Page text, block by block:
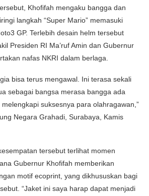
Khofifah mengaku bangga dan
langkah “Super Mario” memasuki
GP. Terlebih desain helm tersebut
Presiden RI Ma’ruf Amin dan Gubernur
nafas NKRI dalam berlaga.
bisa terus mengawal. Ini terasa sekali
sebagai bangsa merasa bangga ada
suksesnya para olahragawan,”
Negara Grahadi, Surabaya, Kamis
tersebut terlihat momen
Gubernur Khofifah memberikan
motif ecoprint, yang dikhususkan bagi
“Jaket ini saya harap dapat menjadi